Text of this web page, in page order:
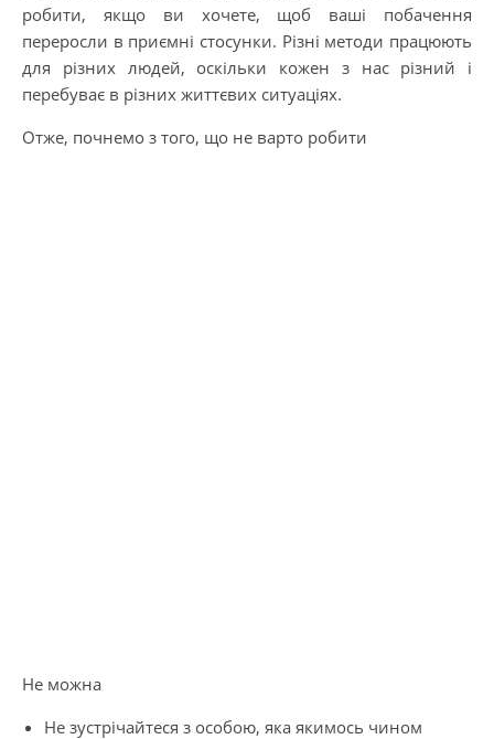
робити, якщо ви хочете, щоб ваші побачення
переросли в приємні стосунки. Різні методи працюють
для різних людей, оскільки кожен з нас різний і
перебуває в різних життєвих ситуаціях.
Отже, почнемо з того, що не варто робити
Не можна
Не зустрічайтеся з особою, яка якимось чином